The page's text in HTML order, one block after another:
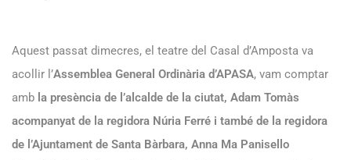
Aquest passat dimecres, el teatre del Casal d’Amposta va
acollir l’Assemblea General Ordinària d’APASA, vam comptar
amb la presència de l’alcalde de la ciutat, Adam Tomàs
acompanyat de la regidora Núria Ferré i també de la regidora
de l’Ajuntament de Santa Bàrbara, Anna Ma Panisello